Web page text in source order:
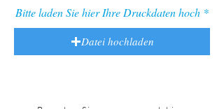
Bitte laden Sie hier Ihre Druckdaten hoch
Datei hochladen